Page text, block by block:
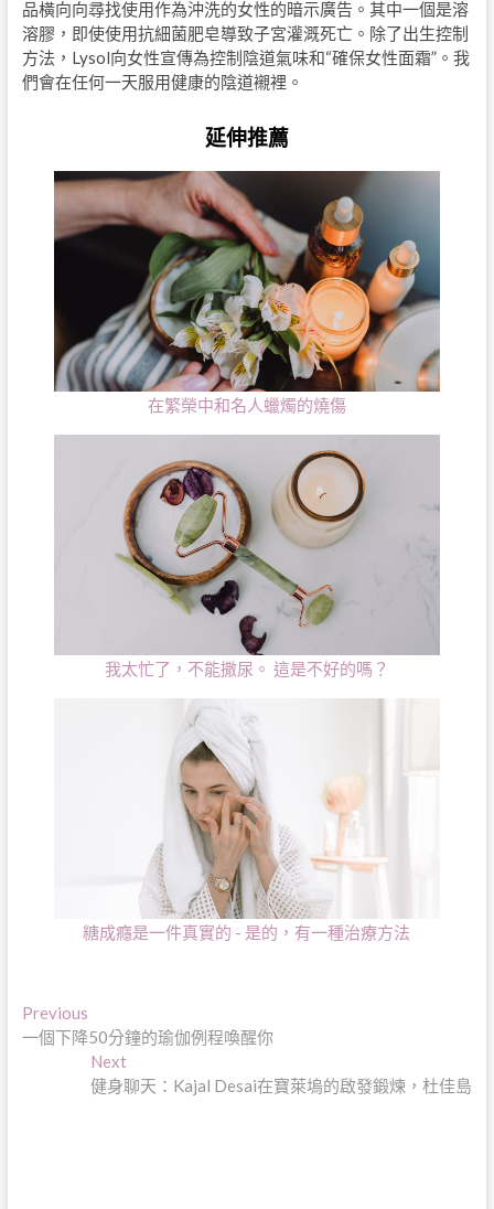
品橫向向尋找使用作為沖洗的女性的暗示廣告。其中一個是溶
溶膠，即使使用抗細菌肥皂導致子宮灌溉死亡。除了出生控制
方法，Lysol向女性宣傳為控制陰道氣味和“確保女性面霜”。我
們會在任何一天服用健康的陰道襯裡。
延伸推薦
在繁榮中和名人蠟燭的燒傷
我太忙了，不能撒尿。 這是不好的嗎？
糖成癮是一件真實的 - 是的，有一種治療方法
文
章
PreviousPrevious
post:
一個下降50分鐘的瑜伽例程喚醒你
NextNext
post:
健身聊天：Kajal Desai在寶萊塢的啟發鍛煉，杜佳島